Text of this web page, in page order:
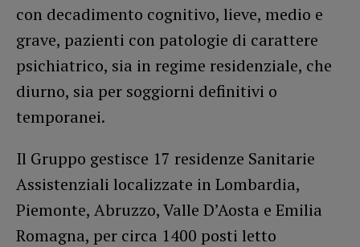
con decadimento cognitivo, lieve, medio e
grave, pazienti con patologie di carattere
psichiatrico, sia in regime residenziale, che
diurno, sia per soggiorni definitivi o
temporanei.
Il Gruppo gestisce 17 residenze Sanitarie
Assistenziali localizzate in Lombardia,
Piemonte, Abruzzo, Valle D’Aosta e Emilia
Romagna, per circa 1400 posti letto